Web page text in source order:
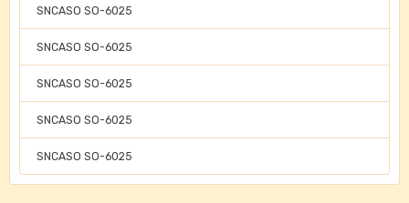
SNCASO SO-6025
SNCASO SO-6025
SNCASO SO-6025
SNCASO SO-6025
SNCASO SO-6025